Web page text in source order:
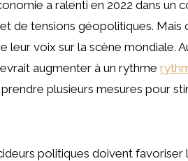
a ralenti en 2022 dans un
de tensions géopolitiques. Mais
leur voix sur la scène mondiale.
augmenter à un rythme
plusieurs mesures pour
politiques doivent favoriser